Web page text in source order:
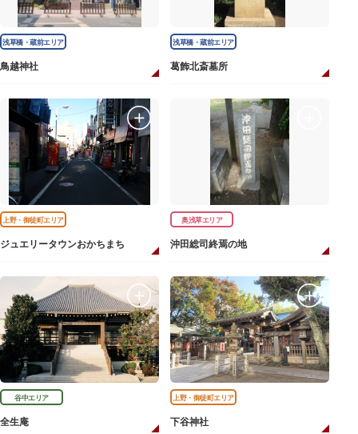
浅草橋・蔵前エリア
鳥越神社
浅草橋・蔵前エリア
葛飾北斎墓所
上野・御徒町エリア
ジュエリータウンおかちまち
奥浅草エリア
沖田総司終焉の地
谷中エリア
全生庵
上野・御徒町エリア
下谷神社